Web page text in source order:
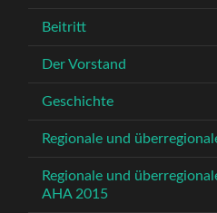
Beitritt
Der Vorstand
Geschichte
Regionale und
Regionale und
AHA 2015